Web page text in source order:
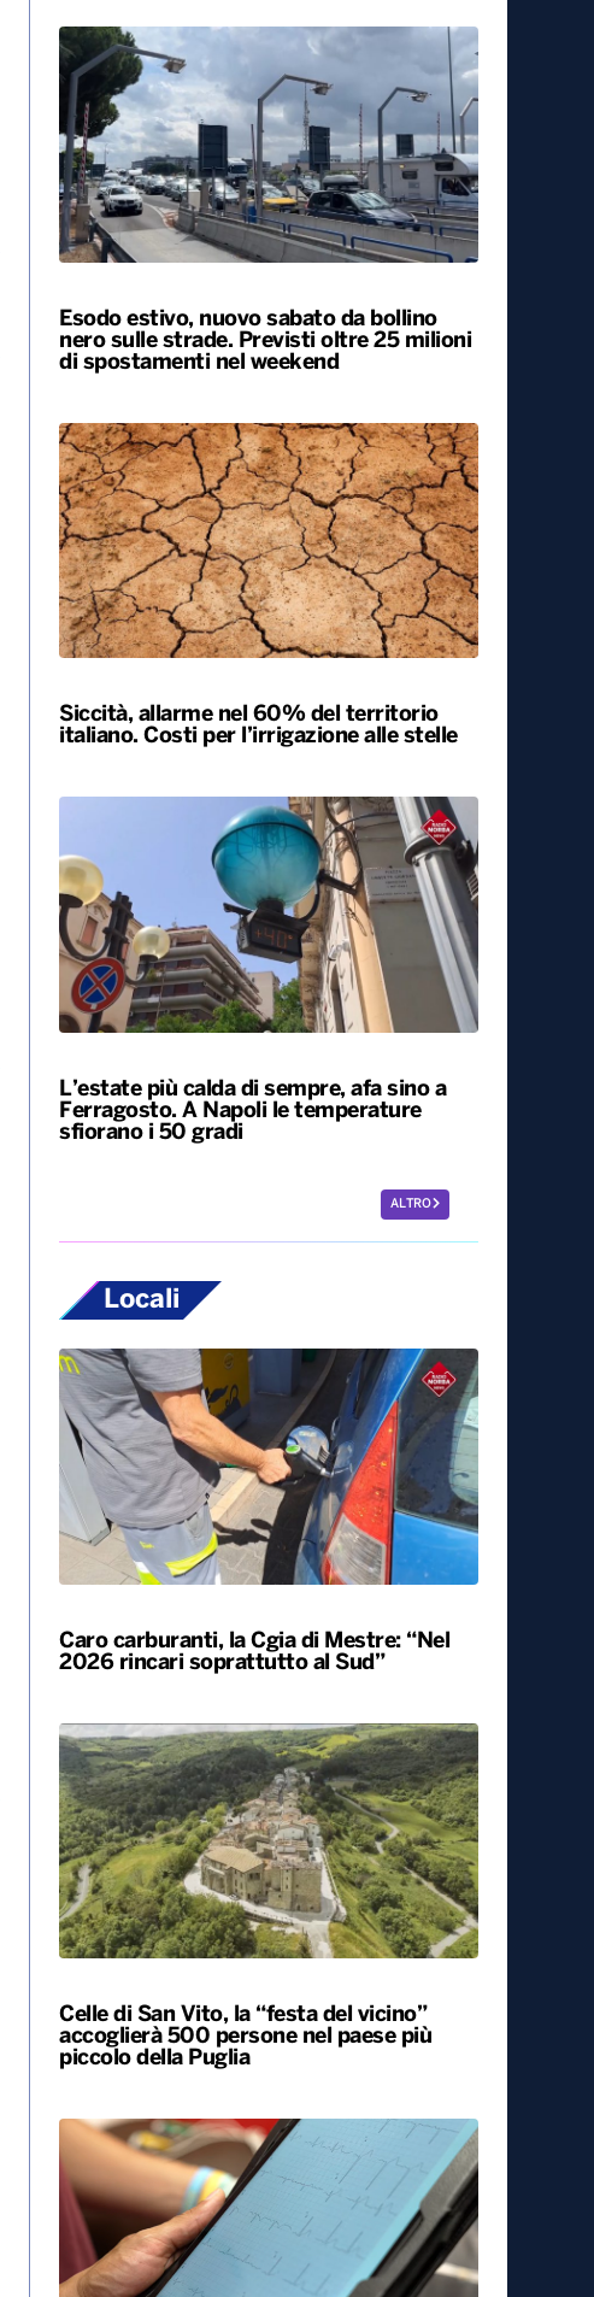
Esodo estivo, nuovo sabato da bollino
nero sulle strade. Previsti oltre 25 milioni
di spostamenti nel weekend
Siccità, allarme nel 60% del territorio
italiano. Costi per l’irrigazione alle stelle
L’estate più calda di sempre, afa sino a
Ferragosto. A Napoli le temperature
sfiorano i 50 gradi
ALTRO
Locali
Caro carburanti, la Cgia di Mestre: “Nel
2026 rincari soprattutto al Sud”
Celle di San Vito, la “festa del vicino”
accoglierà 500 persone nel paese più
piccolo della Puglia